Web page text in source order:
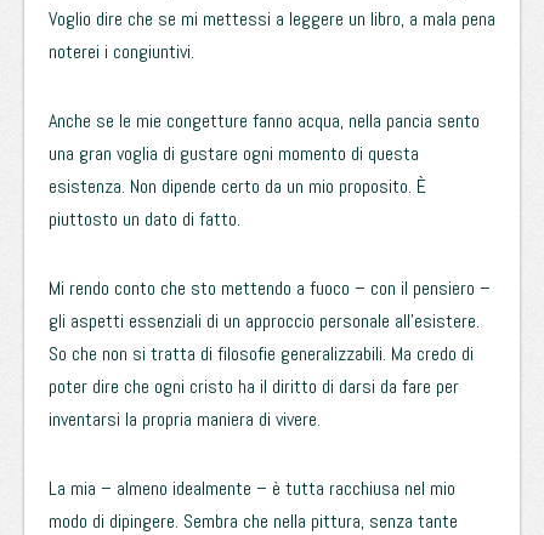
Voglio dire che se mi mettessi a leggere un libro, a mala pena
noterei i congiuntivi.
Anche se le mie congetture fanno acqua, nella pancia sento
una gran voglia di gustare ogni momento di questa
esistenza. Non dipende certo da un mio proposito. È
piuttosto un dato di fatto.
Mi rendo conto che sto mettendo a fuoco – con il pensiero –
gli aspetti essenziali di un approccio personale all’esistere.
So che non si tratta di filosofie generalizzabili. Ma credo di
poter dire che ogni cristo ha il diritto di darsi da fare per
inventarsi la propria maniera di vivere.
La mia – almeno idealmente – è tutta racchiusa nel mio
modo di dipingere. Sembra che nella pittura, senza tante